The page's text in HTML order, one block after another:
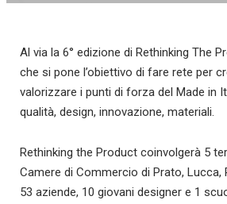
Al via la 6° edizione di Rethinking The
che si pone l’obiettivo di fare rete per
valorizzare i punti di forza del Made in
qualità, design, innovazione, materiali.
Rethinking the Product coinvolgerà 5
Camere di Commercio di Prato, Lucca,
53 aziende, 10 giovani designer e 1